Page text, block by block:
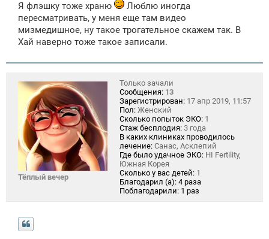
Я флэшку тоже храню
Люблю иногда
пересматривать, у меня еще там видео
мизмедишное, ну такое трогательное скажем так. В
Хай наверно тоже такое записали.
Тёплый вечер
Только зачали
Сообщения: 13
Зарегистрирован: 17 апр 2019, 11:57
Пол: Женский
Сколько попыток ЭКО: 1
Стаж бесплодия: 3 года
В каких клиниках проводилось
лечение: Санас, Асклепий
Где было удачное ЭКО: HI Fertility,
Южная Корея
Сколько у вас детей: 1
Благодарил (а): 4 раза
Поблагодарили: 1 раз